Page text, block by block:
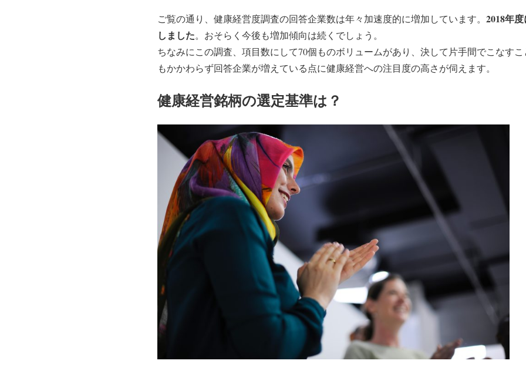
ご覧の通り、健康経営度調査の回答企業数は年々加速度的に増加しています。 2018年
しました。おそらく今後も増加傾向は続くでしょう。
ちなみにこの調査、項目数にして70個ものボリュームがあり、決して片手間でこなす
もかかわらず回答企業が増えている点に健康経営への注目度の高さが伺えます。
健康経営銘柄の選定基準は？